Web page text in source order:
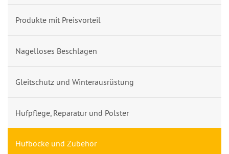
Produkte mit Preisvorteil
Nagelloses Beschlagen
Gleitschutz und Winterausrüstung
Hufpflege, Reparatur und Polster
Hufböcke und Zubehör